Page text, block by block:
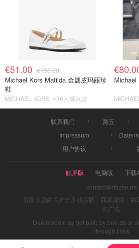
€51.00 €150.00
Michael Kors Matilda 金属皮玛丽珍
鞋
MICHAEL KORS 438人感兴趣
Michael
联系我们 黑五
Impressum
用户协议
触屏版 电脑版
下载
contact@dazhe.de
页面信息由用户分享或品牌、商家提供，
扣广告
Dealmoon may get paid by brands or
through links